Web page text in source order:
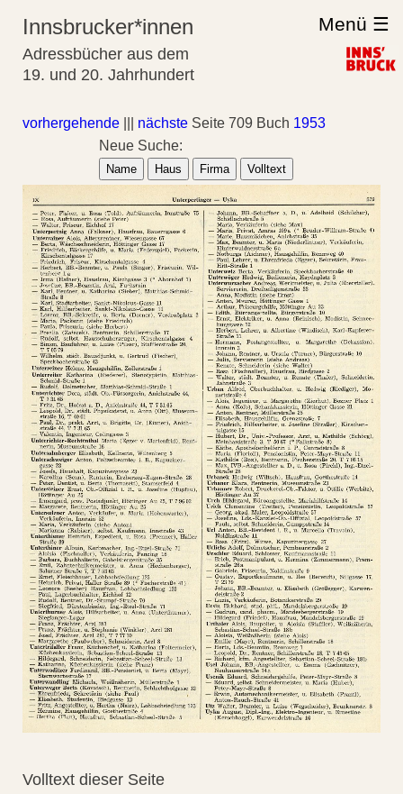
Innsbrucker*innen
Adressbücher aus dem
19. und 20. Jahrhundert
Menü ☰
vorhergehende nächste Seite 709 Buch 1953
Neue Suche:
Name Haus Firma Volltext
Volltext dieser Seite